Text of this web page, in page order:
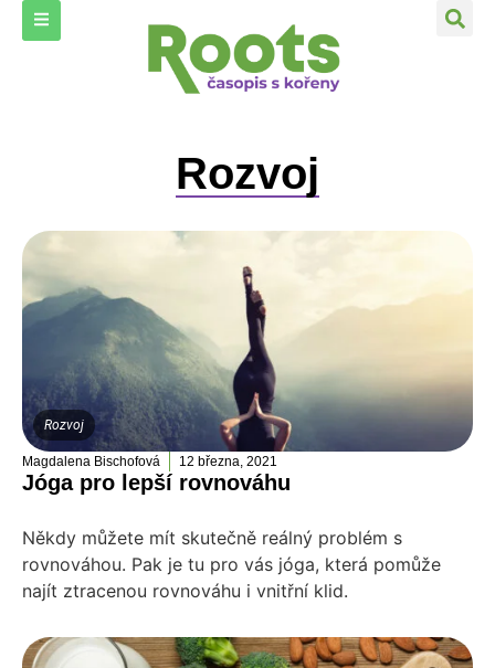
Rozvoj
Rozvoj
Magdalena Bischofová 12 března, 2021
Jóga pro lepší rovnováhu
Někdy můžete mít skutečně reálný problém s
rovnováhou. Pak je tu pro vás jóga, která pomůže
najít ztracenou rovnováhu i vnitřní klid.